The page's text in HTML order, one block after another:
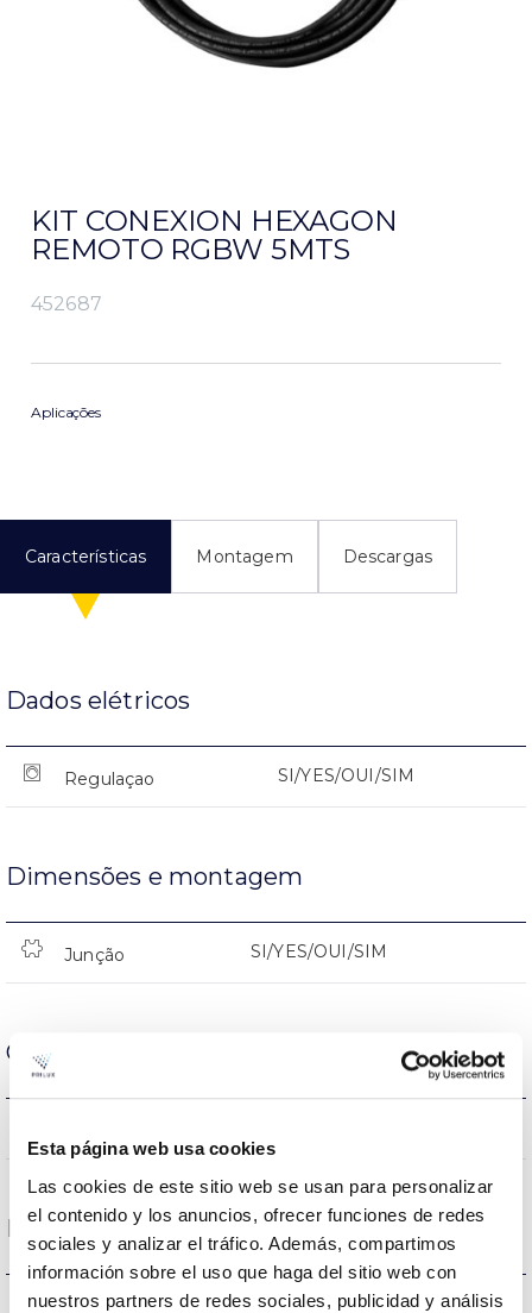
Esta página web usa cookies
Las cookies de este sitio web se usan para personalizar
el contenido y los anuncios, ofrecer funciones de redes
sociales y analizar el tráfico. Además, compartimos
información sobre el uso que haga del sitio web con
nuestros partners de redes sociales, publicidad y análisis
KIT CONEXION HEXAGON
REMOTO RGBW 5MTS
452687
Aplicações
Características Montagem Descargas
Dados elétricos
Regulaçao SI/YES/OUI/SIM
Dimensões e montagem
Junção SI/YES/OUI/SIM
Carcaça e Acabamento
Proteções
Proteção surtos SI/YES/OUI/SIM